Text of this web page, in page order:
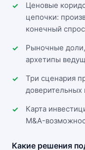
Ценовые
цепочки:
конечный спрос
Рыночные
архетипы
Три сценария
доверительных
Карта
M&A-
Какие решения